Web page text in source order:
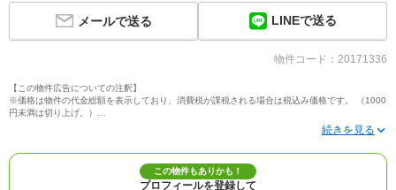
メールで送る LINEで送る
物件コード：20171336
【この物件広告についての注釈】
※価格は物件の代金総額を表示しており、消費税が課税される場合は税込み価格です。 （1000
円未満は切り上げ。）
※写真に写っている、またはパース（絵）や間取り図に描かれている家具や車などは、特にコ
※建築条件付き土地価格には、建物価格は含まれません。
※物件情報は、原則として情報提供日の２日前に最終確認した情報です。
※完成予想図はいずれも外構、植栽、外観等実際のものとは多少異なることがあります。
この物件もありかも！
プロフィールを登録して